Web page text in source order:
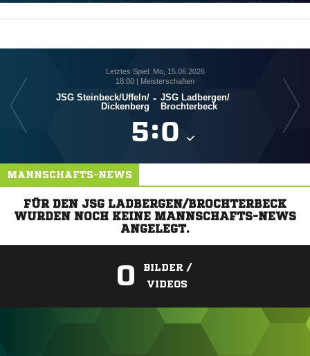
Letztes Spiel: Mo, 15.06.2026
18:00 | Meisterschaften
JSG Steinbeck/​Uffeln/​
Dickenberg
- JSG Ladbergen/​
Brochterbeck
:
MANNSCHAFTS-NEWS
FÜR DEN JSG LADBERGEN/BROCHTERBECK
WURDEN NOCH KEINE MANNSCHAFTS-NEWS
ANGELEGT.
0
BILDER /
VIDEOS